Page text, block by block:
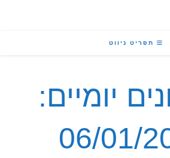
ניווט
יומיים:
06/